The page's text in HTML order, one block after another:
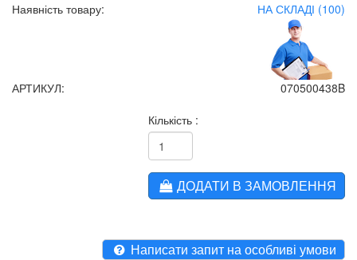
Наявність товару:
НА СКЛАДІ (100)
АРТИКУЛ:
070500438B
Кількість :
ДОДАТИ В ЗАМОВЛЕННЯ
Написати запит на особливі умови